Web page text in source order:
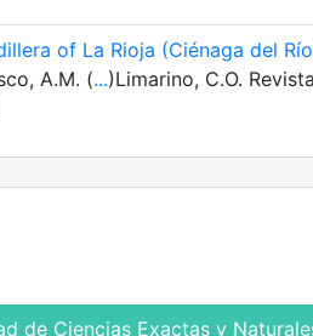
of La Rioja (Ciénaga del
A.M. (...)Limarino, C.O.
de Ciencias Exactas y